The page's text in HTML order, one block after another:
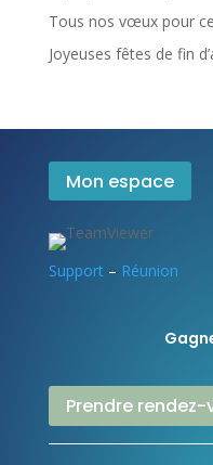
Tous nos vœux pour
Joyeuses fêtes de fin
Mon espace
Support – Réunion
Prendre rendez-